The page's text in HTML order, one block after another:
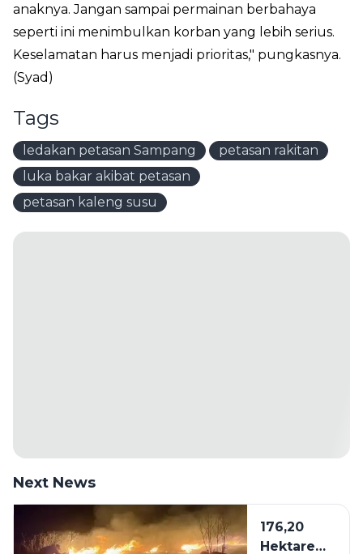
anaknya. Jangan sampai permainan berbahaya
seperti ini menimbulkan korban yang lebih serius.
Keselamatan harus menjadi prioritas," pungkasnya.
(Syad)
Tags
ledakan petasan Sampang
petasan rakitan
luka bakar akibat petasan
petasan kaleng susu
Next News
176,20
Hektare